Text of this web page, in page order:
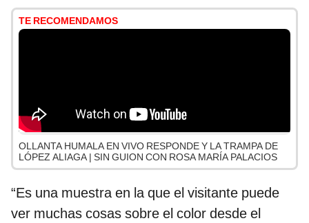
TE RECOMENDAMOS
OLLANTA HUMALA EN VIVO RESPONDE Y LA TRAMPA DE
LÓPEZ ALIAGA | SIN GUION CON ROSA MARÍA PALACIOS
“Es una muestra en la que el visitante puede
ver muchas cosas sobre el color desde el